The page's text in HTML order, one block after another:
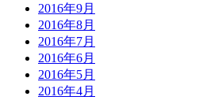
2016年9月
2016年8月
2016年7月
2016年6月
2016年5月
2016年4月